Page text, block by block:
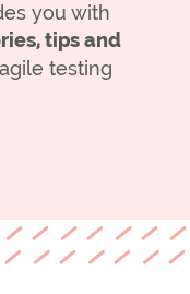
you with
tips and
testing